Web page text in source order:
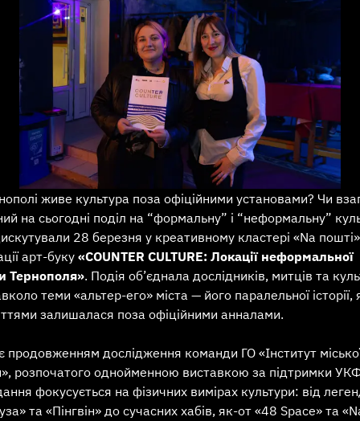
живе культура поза офіційними установами? Чи
на сьогодні поділ на “формальну” і “неформальну”
28 березня у креативному кластері «Nа
арт-буку «COUNTER CULTURE: Локації неформальної
Тернополя». Подія об’єднала дослідників, митців та
теми «альтер-его» міста — його паралельної історії,
залишалася поза офіційними анналами.
продовженням дослідження команди ГО «Інститут
розпочатого однойменною виставкою за підтримки
фокусується на фізичних вимірах культури: від
та «Пінгвін» до сучасних хабів, як-от «48 Space» та